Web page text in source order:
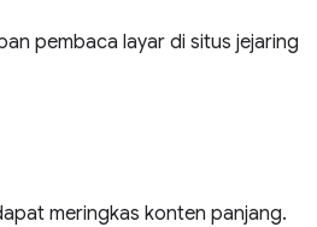
pembaca layar di situs jejaring
meringkas konten panjang.